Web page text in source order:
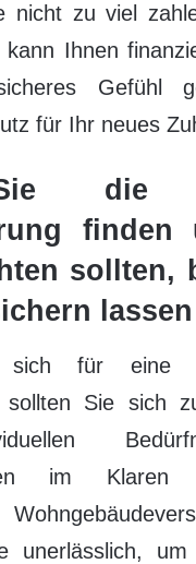
nicht zu viel
kann Ihnen
Gefühl
für Ihr neues
die
finden
sollten,
lassen
für eine
sollten Sie sich
im
unerlässlich,